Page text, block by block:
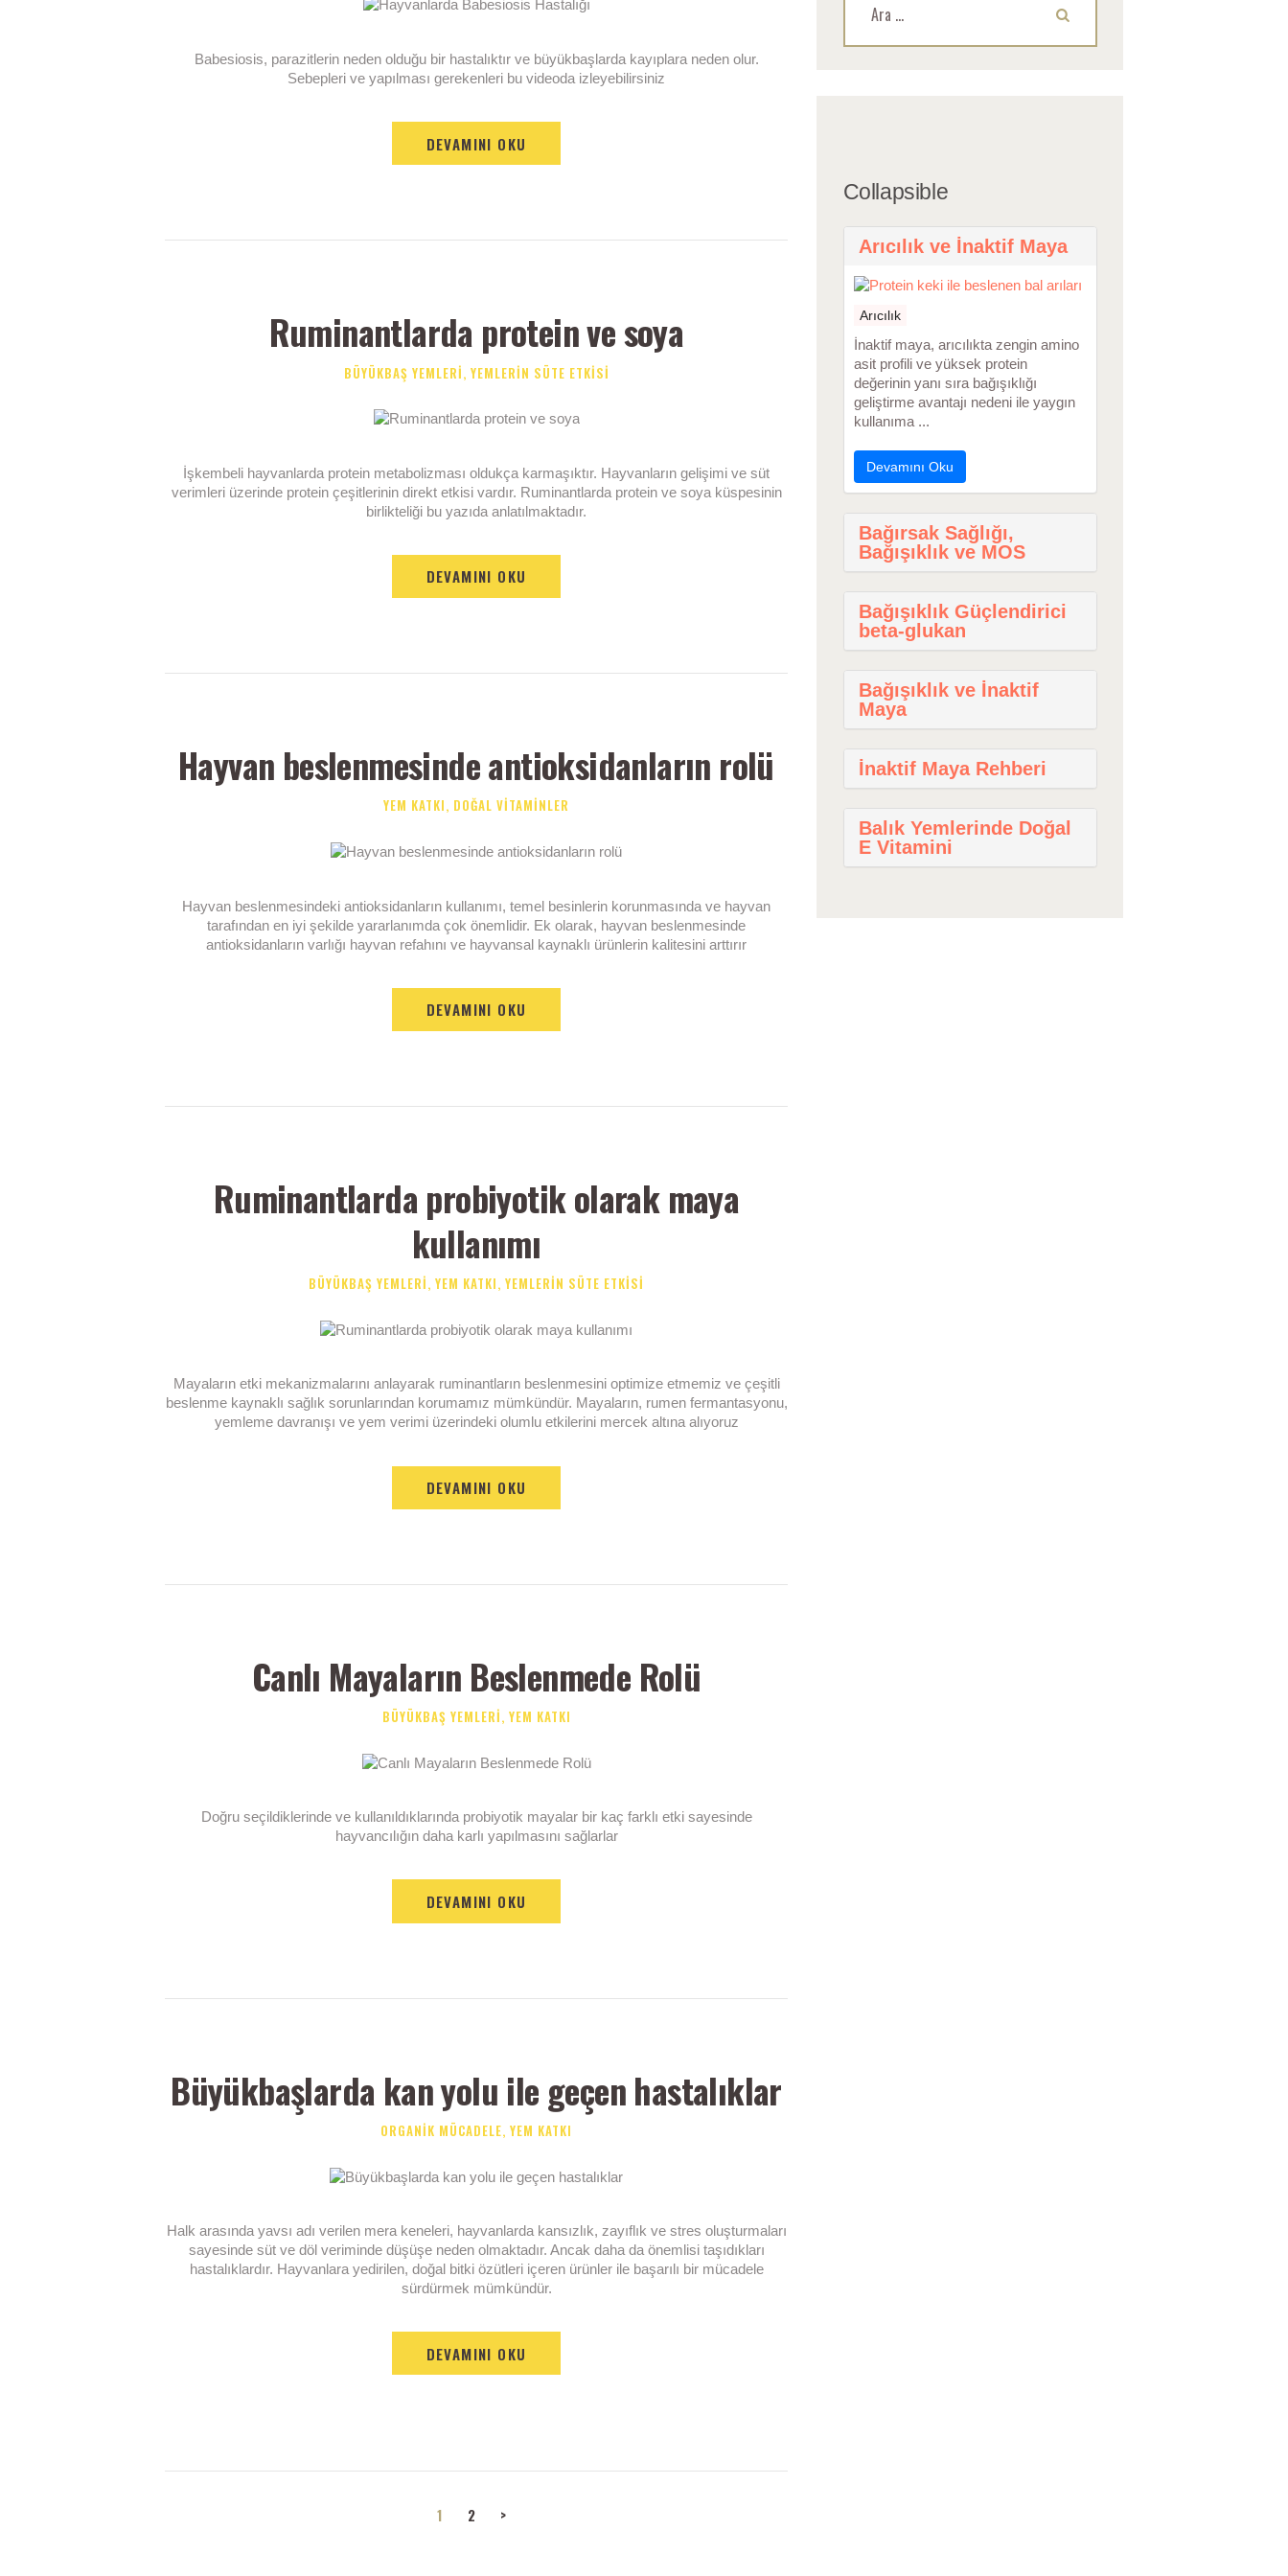
Babesiosis, parazitlerin neden olduğu bir hastalıktır ve büyükbaşlarda kayıplara neden olur.
Sebepleri ve yapılması gerekenleri bu videoda izleyebilirsiniz
DEVAMINI OKU
Ruminantlarda protein ve soya
BÜYÜKBAŞ YEMLERI, YEMLERIN SÜTE ETKISI
İşkembeli hayvanlarda protein metabolizması oldukça karmaşıktır. Hayvanların gelişimi ve süt
verimleri üzerinde protein çeşitlerinin direkt etkisi vardır. Ruminantlarda protein ve soya küspesinin
birlikteliği bu yazıda anlatılmaktadır.
DEVAMINI OKU
Hayvan beslenmesinde antioksidanların rolü
YEM KATKI, DOĞAL VITAMINLER
Hayvan beslenmesindeki antioksidanların kullanımı, temel besinlerin korunmasında ve hayvan
tarafından en iyi şekilde yararlanımda çok önemlidir. Ek olarak, hayvan beslenmesinde
antioksidanların varlığı hayvan refahını ve hayvansal kaynaklı ürünlerin kalitesini arttırır
DEVAMINI OKU
Ruminantlarda probiyotik olarak maya
kullanımı
BÜYÜKBAŞ YEMLERI, YEM KATKI, YEMLERIN SÜTE ETKISI
Mayaların etki mekanizmalarını anlayarak ruminantların beslenmesini optimize etmemiz ve çeşitli
beslenme kaynaklı sağlık sorunlarından korumamız mümkündür. Mayaların, rumen fermantasyonu,
yemleme davranışı ve yem verimi üzerindeki olumlu etkilerini mercek altına alıyoruz
DEVAMINI OKU
Canlı Mayaların Beslenmede Rolü
BÜYÜKBAŞ YEMLERI, YEM KATKI
Doğru seçildiklerinde ve kullanıldıklarında probiyotik mayalar bir kaç farklı etki sayesinde
hayvancılığın daha karlı yapılmasını sağlarlar
DEVAMINI OKU
Büyükbaşlarda kan yolu ile geçen hastalıklar
ORGANIK MÜCADELE, YEM KATKI
Halk arasında yavsı adı verilen mera keneleri, hayvanlarda kansızlık, zayıflık ve stres oluşturmaları
sayesinde süt ve döl veriminde düşüşe neden olmaktadır. Ancak daha da önemlisi taşıdıkları
hastalıklardır. Hayvanlara yedirilen, doğal bitki özütleri içeren ürünler ile başarılı bir mücadele
sürdürmek mümkündür.
DEVAMINI OKU
PAGE
1 PAGE
2 >
Collapsible
Arıcılık ve İnaktif Maya
Arıcılık
İnaktif maya, arıcılıkta zengin amino
asit profili ve yüksek protein
değerinin yanı sıra bağışıklığı
geliştirme avantajı nedeni ile yaygın
kullanıma ...
Devamını Oku
Bağırsak Sağlığı,
Bağışıklık ve MOS
Bağışıklık Güçlendirici
beta-glukan
Bağışıklık ve İnaktif
Maya
İnaktif Maya Rehberi
Balık Yemlerinde Doğal
E Vitamini